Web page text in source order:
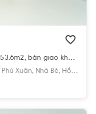
Shophouse Orchid Park diện tích 53.6m2, bàn giao không nội thất.
Phú Xuân, Nhà Bè, Hồ Chí Minh